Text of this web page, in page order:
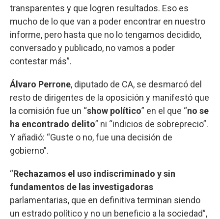
transparentes y que logren resultados. Eso es
mucho de lo que van a poder encontrar en nuestro
informe, pero hasta que no lo tengamos decidido,
conversado y publicado, no vamos a poder
contestar más”.
Álvaro Perrone, diputado de CA, se desmarcó del
resto de dirigentes de la oposición y manifestó que
la comisión fue un “show político” en el que “no se
ha encontrado delito” ni “indicios de sobreprecio”.
Y añadió: “Guste o no, fue una decisión de
gobierno”.
“Rechazamos el uso indiscriminado y sin
fundamentos de las investigadoras
parlamentarias, que en definitiva terminan siendo
un estrado político y no un beneficio a la sociedad”,